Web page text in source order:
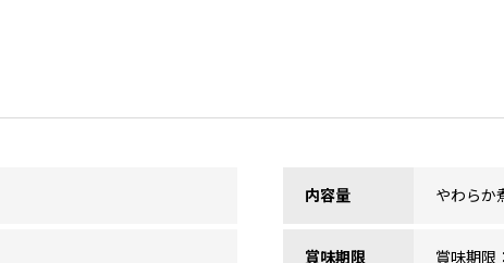
内容量 やわらか
賞味期限 賞味期限